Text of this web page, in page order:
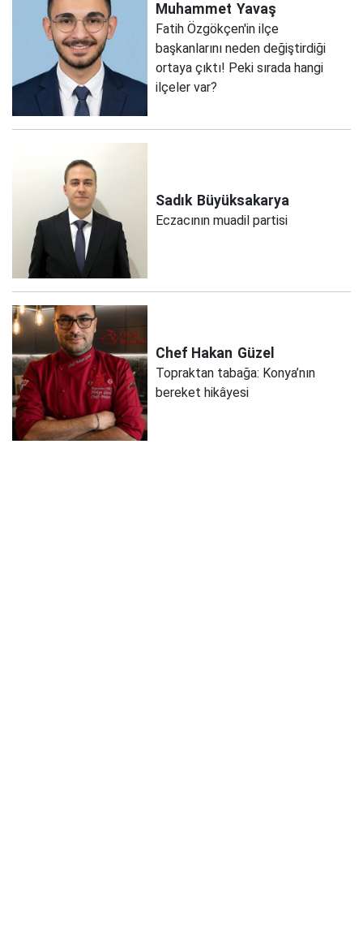
Muhammet Yavaş
Fatih Özgökçen'in ilçe
başkanlarını neden değiştirdiği
ortaya çıktı! Peki sırada hangi
ilçeler var?
Sadık Büyüksakarya
Eczacının muadil partisi
Chef Hakan Güzel
Topraktan tabağa: Konya’nın
bereket hikâyesi